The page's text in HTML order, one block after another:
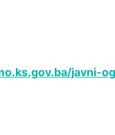
javni-